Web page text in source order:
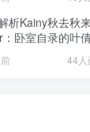
析Kainy秋去秋
卧室自录的叶
情歌翻唱
44人